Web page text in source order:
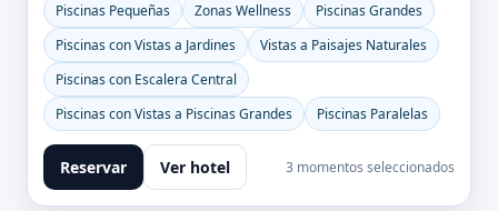
Piscinas Pequeñas
Zonas Wellness
Piscinas Grandes
Piscinas con Vistas a Jardines
Vistas a Paisajes Naturales
Piscinas con Escalera Central
Piscinas con Vistas a Piscinas Grandes
Piscinas Paralelas
Reservar Ver hotel 3 momentos seleccionados